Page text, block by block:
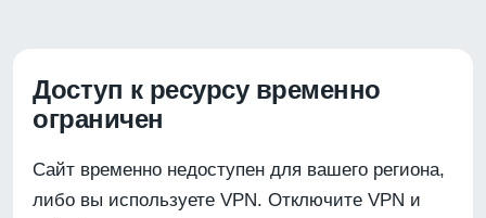
Доступ к ресурсу временно
ограничен
Сайт временно недоступен для вашего региона,
либо вы используете VPN. Отключите VPN и